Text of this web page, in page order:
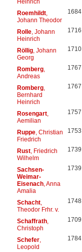
Roemhildt,
Johann Theodor
1684
Rolle, Johann
Heinrich
1716
Röllig, Johann
Georg
1710
Romberg,
Andreas
1767
Romberg,
Bernhard
Heinrich
1767
Rosengart,
Aemilian
1757
Ruppe, Christian
Friedrich
1753
Rust, Friedrich
Wilhelm
1739
Sachsen-
Weimar-
Eisenach, Anna
Amalia
1739
Schacht,
Theodor Frhr. v.
1748
Schaffrath,
Christoph
1709
Schefer,
Leopold
1784